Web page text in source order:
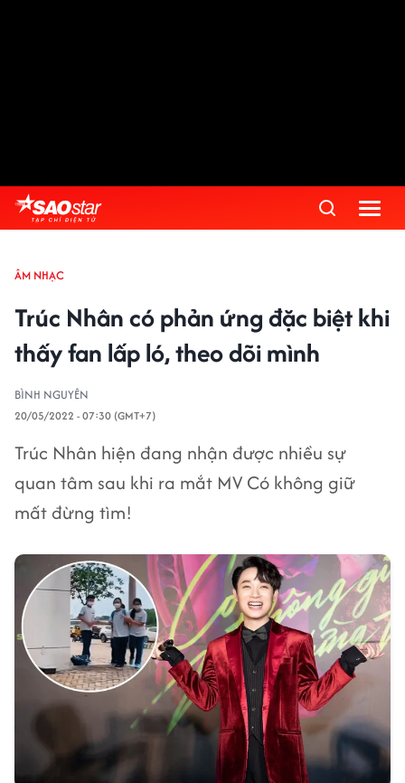
ÂM NHẠC
Trúc Nhân có phản ứng đặc biệt khi
thấy fan lấp ló, theo dõi mình
BÌNH NGUYÊN
20/05/2022 - 07:30 (GMT+7)
Trúc Nhân hiện đang nhận được nhiều sự
quan tâm sau khi ra mắt MV Có không giữ
mất đừng tìm!